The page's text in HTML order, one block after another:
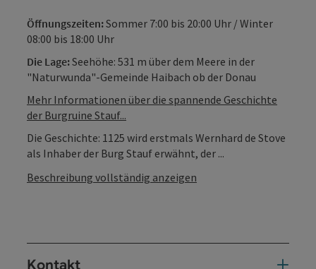
Öffnungszeiten:Sommer 7:00 bis 20:00 Uhr / Winter
08:00 bis 18:00 Uhr
Die Lage:Seehöhe: 531 m über dem Meere in der
"Naturwunda"-Gemeinde Haibach ob der Donau
Mehr Informationen über die spannende Geschichte
der Burgruine Stauf...
Die Geschichte: 1125 wird erstmals Wernhard de Stove
als Inhaber der Burg Stauf erwähnt, der ...
Beschreibung vollständig anzeigen
Kontakt